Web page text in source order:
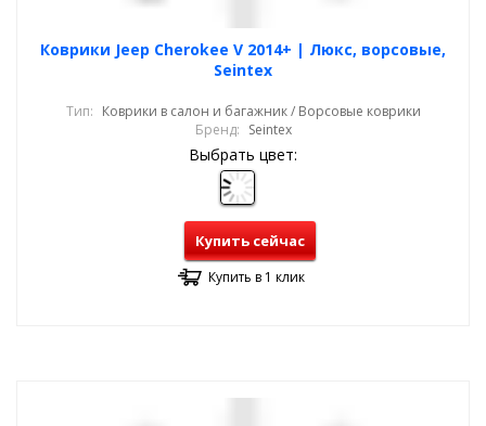
Коврики Jeep Cherokee V 2014+ | Люкс, ворсовые,
Seintex
Тип: Коврики в салон и багажник / Ворсовые коврики
Бренд: Seintex
Выбрать цвет:
Купить сейчас
Купить в 1 клик